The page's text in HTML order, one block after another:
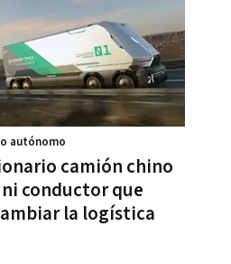
camión chino
conductor que
la logística
autónomo